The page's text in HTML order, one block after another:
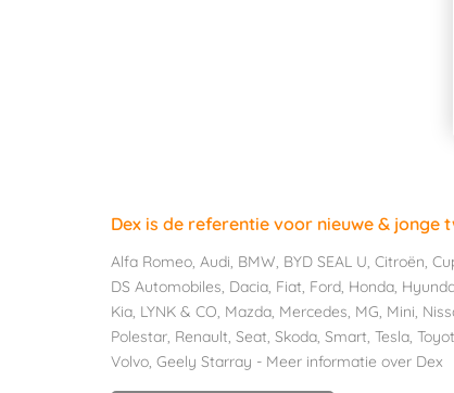
Dex is de referentie voor nieuwe & jonge
Alfa Romeo, Audi, BMW, BYD SEAL U, Citroën,
DS Automobiles, Dacia, Fiat, Ford, Honda,
Kia, LYNK & CO, Mazda, Mercedes, MG, Mini,
Polestar, Renault, Seat, Skoda, Smart, Tesla,
Volvo, Geely Starray - Meer informatie over Dex